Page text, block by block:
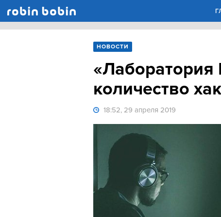
НОВОСТИ
«Лаборатория
количество
18:52, 29 апреля 2019